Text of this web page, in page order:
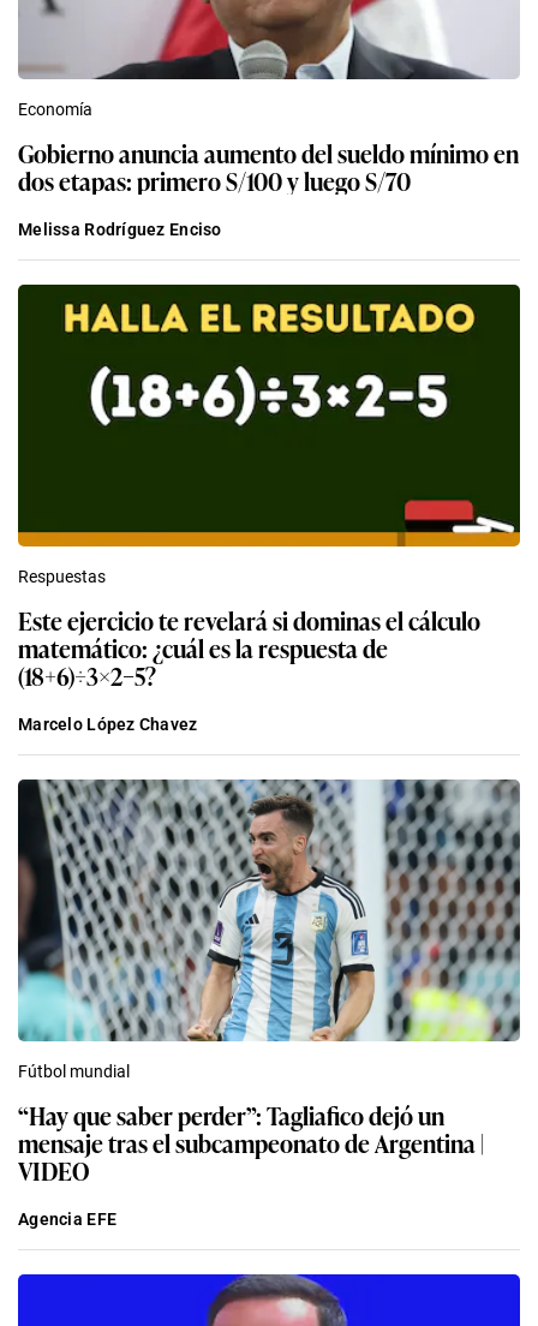
Economía
Gobierno anuncia aumento del sueldo mínimo en
dos etapas: primero S/100 y luego S/70
Melissa Rodríguez Enciso
Respuestas
Este ejercicio te revelará si dominas el cálculo
matemático: ¿cuál es la respuesta de
(18+6)÷3×2−5?
Marcelo López Chavez
Fútbol mundial
“Hay que saber perder”: Tagliafico dejó un
mensaje tras el subcampeonato de Argentina |
VIDEO
Agencia EFE